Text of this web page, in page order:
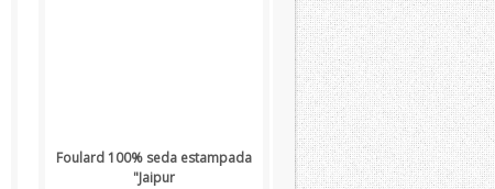
Foulard 100% seda estampada
"Jaipur